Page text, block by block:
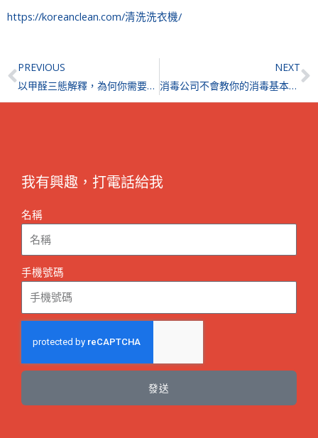
https://koreanclean.com/清洗洗衣機/
Prev
PREVIOUS
以甲醛三態解釋，為何你需要除甲醛服務？三個選擇除甲醛服務的要點？
NEXT
消毒公司不會教你的消毒基本知識，查看 3 件事即可監察消毒公司？
我有興趣，打電話給我
名稱
手機號碼
發送